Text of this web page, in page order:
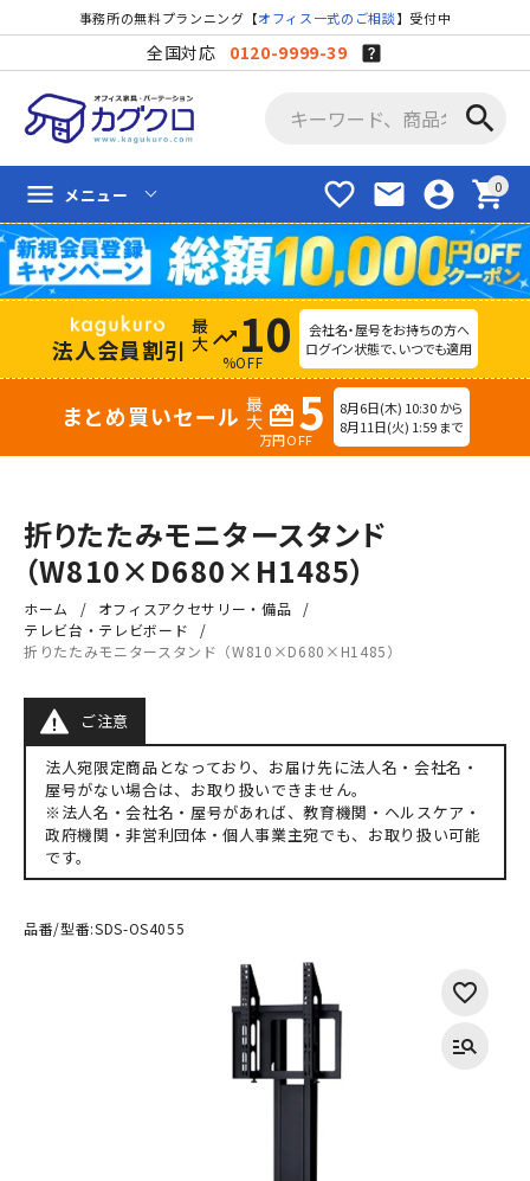
事務所の無料プランニング【オフィス一式のご相談】受付中
全国対応 0120-9999-39
search
favorite_border mail account_circle shopping_cart
menu メニュー
法人会員割引 trending_up 10
%OFF
会社名・屋号をお持ちの方へ
ログイン状態で、いつでも適用
まとめ買いセール redeem 5
万円OFF
8月6日(木) 10:30 から
8月11日(火) 1:59 まで
折りたたみモニタースタンド
（W810×D680×H1485）
ホーム
オフィスアクセサリー・備品
テレビ台・テレビボード
折りたたみモニタースタンド（W810×D680×H1485）
ご注意
法人宛限定商品となっており、お届け先に法人名・会社名・
屋号がない場合は、お取り扱いできません。
※法人名・会社名・屋号があれば、教育機関・ヘルスケア・
政府機関・非営利団体・個人事業主宛でも、お取り扱い可能
です。
品番/型番:SDS-OS4055